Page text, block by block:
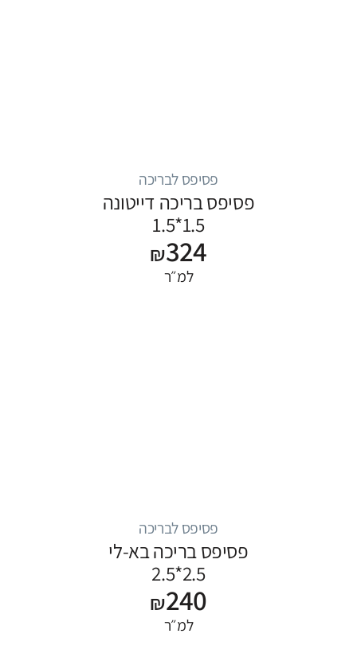
פסיפס לבריכה
פסיפס בריכה דייטונה
1.5*1.5
₪324
למ״ר
פסיפס לבריכה
פסיפס בריכה בא-לי
2.5*2.5
₪240
למ״ר